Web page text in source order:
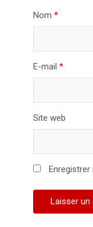
Nom *
E-mail *
Site web